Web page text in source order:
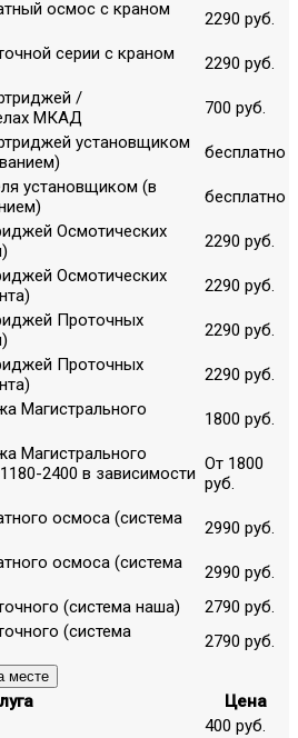
осмос с краном
2290 руб.
серии с краном
2290 руб.
/
МКАД
700 руб.
установщиком
бесплатно
установщиком (в
бесплатно
Осмотических
2290 руб.
Осмотических
2290 руб.
Проточных
2290 руб.
Проточных
2290 руб.
Магистрального
1800 руб.
Магистрального
2400 в зависимости От 1800
руб.
осмоса (система
2990 руб.
осмоса (система
2990 руб.
(система наша)
2790 руб.
(система
2790 руб.
месте
Цена
400 руб.